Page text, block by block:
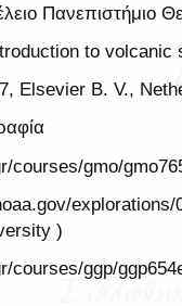
Πανεπιστήμιο
to
Elsevier B. V.,
courses/gmo/
)
courses/ggp/